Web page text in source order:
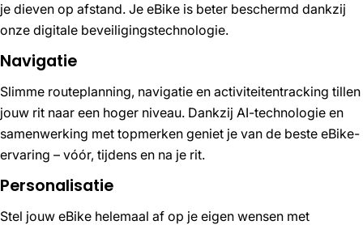
je dieven op afstand. Je eBike is beter beschermd dankzij
onze digitale beveiligingstechnologie.
Navigatie
Slimme routeplanning, navigatie en activiteitentracking tillen
jouw rit naar een hoger niveau. Dankzij AI-technologie en
samenwerking met topmerken geniet je van de beste eBike-
ervaring – vóór, tijdens en na je rit.
Personalisatie
Stel jouw eBike helemaal af op je eigen wensen met